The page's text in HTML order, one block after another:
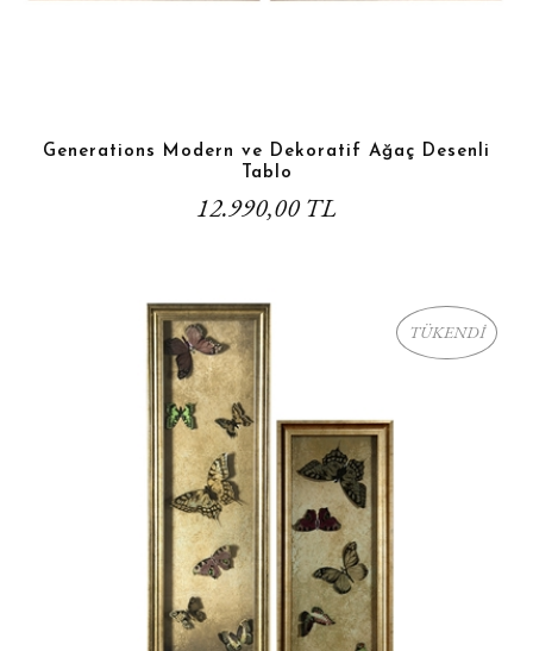
Generations Modern ve Dekoratif Ağaç Desenli
Tablo
12.990,00 TL
TÜKENDİ